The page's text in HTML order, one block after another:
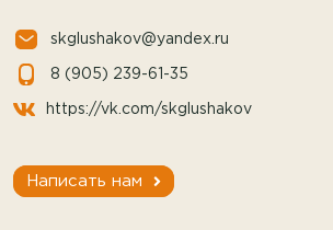
skglushakov@yandex.ru
8 (905) 239-61-35
https://vk.com/skglushakov
Написать нам